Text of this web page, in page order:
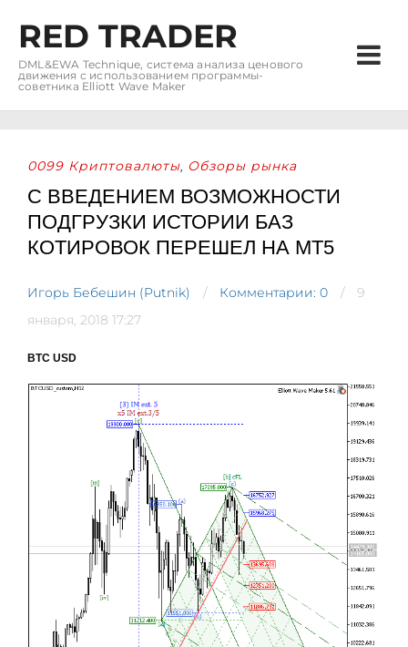
RED TRADER
DML&EWA Technique, система анализа ценового
движения с использованием программы-
советника Elliott Wave Maker
0099 Криптовалюты, Обзоры рынка
С ВВЕДЕНИЕМ ВОЗМОЖНОСТИ
ПОДГРУЗКИ ИСТОРИИ БАЗ
КОТИРОВОК ПЕРЕШЕЛ НА MT5
Игорь Бебешин (Putnik) Комментарии: 0
9
января, 2018 17:27
BTC USD